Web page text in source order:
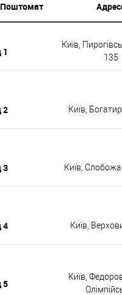
Поштомат
1
Київ,
135
2 Київ,
3 Київ,
4 Київ,
5
Київ,